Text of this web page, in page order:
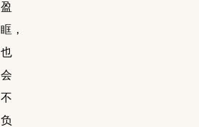
盈
眶，
也
会
不
负